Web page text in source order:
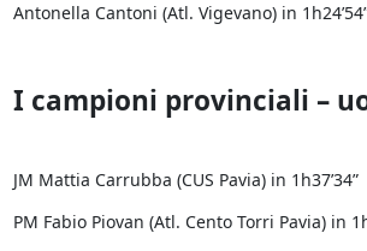
Antonella Cantoni (Atl. Vigevano) in
I campioni provinciali –
JM Mattia Carrubba (CUS Pavia) in 1h37’34”
PM Fabio Piovan (Atl. Cento Torri Pavia) in